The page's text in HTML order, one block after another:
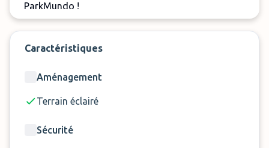
ParkMundo !
Caractéristiques
Aménagement
Terrain éclairé
Sécurité